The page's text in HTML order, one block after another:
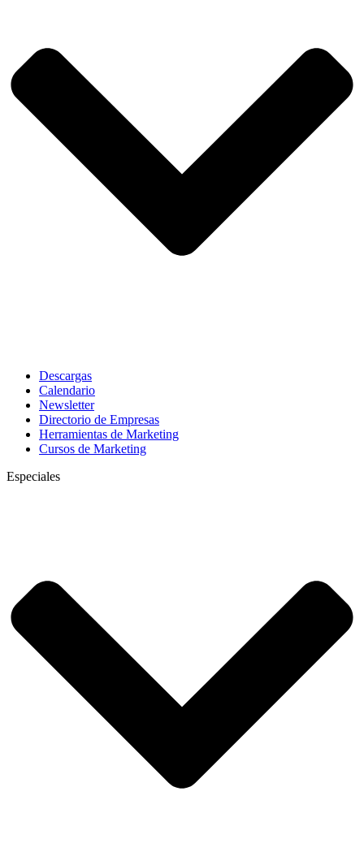
Descargas
Calendario
Newsletter
Directorio de Empresas
Herramientas de Marketing
Cursos de Marketing
Especiales